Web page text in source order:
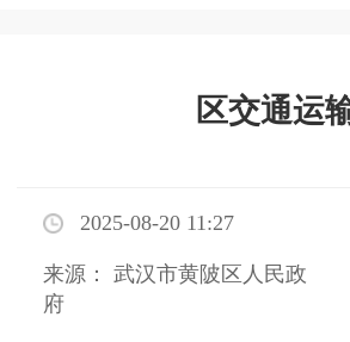
区交通运
2025-08-20 11:27
来源： 武汉市黄陂区人民政
府